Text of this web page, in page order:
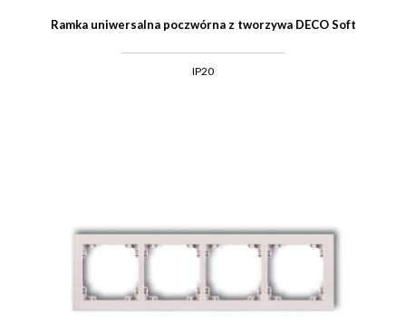
Ramka uniwersalna poczwórna z tworzywa DECO Soft
IP20